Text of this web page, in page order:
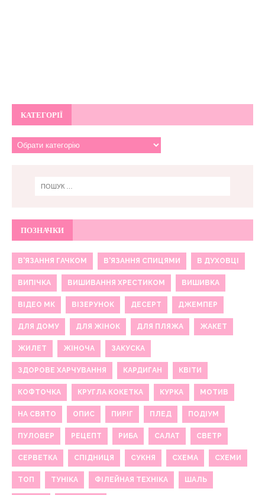
КАТЕГОРІЇ
ПОЗНАЧКИ
В'ЯЗАННЯ ГАЧКОМ В'ЯЗАННЯ СПИЦЯМИ В ДУХОВЦІ
ВИПІЧКА ВИШИВАННЯ ХРЕСТИКОМ ВИШИВКА
ВІДЕО МК ВІЗЕРУНОК ДЕСЕРТ ДЖЕМПЕР
ДЛЯ ДОМУ ДЛЯ ЖІНОК ДЛЯ ПЛЯЖА ЖАКЕТ
ЖИЛЕТ ЖІНОЧА ЗАКУСКА
ЗДОРОВЕ ХАРЧУВАННЯ КАРДИГАН КВІТИ
КОФТОЧКА КРУГЛА КОКЕТКА КУРКА МОТИВ
НА СВЯТО ОПИС ПИРІГ ПЛЕД ПОДІУМ
ПУЛОВЕР РЕЦЕПТ РИБА САЛАТ СВЕТР
СЕРВЕТКА СПІДНИЦЯ СУКНЯ СХЕМА СХЕМИ
ТОП ТУНІКА ФІЛЕЙНАЯ ТЕХНІКА ШАЛЬ